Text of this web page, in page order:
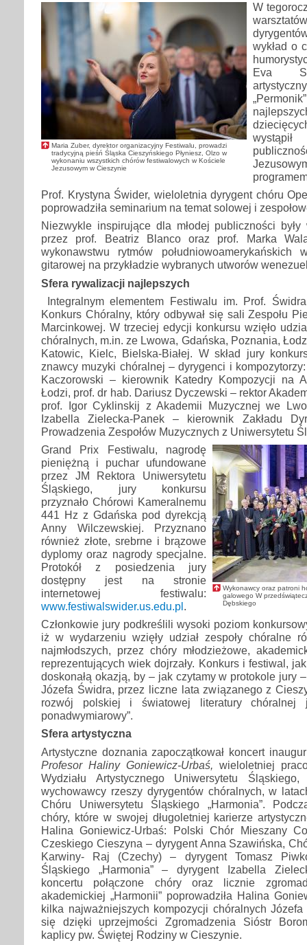
Maria Zuber, dyrektor organizacyjny Festiwalu, prowadzi
tradycyjną pieśń Śląska Cieszyńskiego Płyniesz, Olzo w
wykonaniu wszystkich chórów festiwalowych w Kościele
Jezusowym w Cieszynie
W
wykład o
Eva
Prof. Krystyna Świder, wieloletnia dyrygent chóru
poprowadziła seminarium na temat solowej i
Niezwykle inspirujące dla młodej publiczności były
przez prof. Beatriz Blanco oraz prof. Marka
wykonawstwu rytmów
gitarowej na przykładzie wybranych utworów
Sfera rywalizacji najlepszych
Integralnym elementem Festiwalu im. Prof.
Konkurs Chóralny, który odbywał się sali Zespołu
Marcinkowej. W trzeciej edycji konkursu wzięło
chóralnych, m.in. ze Lwowa, Gdańska, Poznania,
Katowic, Kielc, Bielska-Białej. W skład jury
znawcy muzyki chóralnej – dyrygenci i
Kaczorowski – kierownik Katedry Kompozycji na
Łodzi, prof. dr hab. Dariusz Dyczewski – rektor
prof. Igor Cyklinskij z Akademii Muzycznej we
Izabella Zielecka-Panek – kierownik Zakładu
Prowadzenia Zespołów Muzycznych z Uniwersytetu
Wykonawcy oraz patroni
galowego W
Dębskiego
Grand Prix Festiwalu, nagrodę
pieniężną i puchar ufundowane
przez JM Rektora Uniwersytetu
Śląskiego, jury konkursu
przyznało Chórowi Kameralnemu
441 Hz z Gdańska pod dyrekcją
Anny Wilczewskiej. Przyznano
również złote, srebrne i brązowe
dyplomy oraz nagrody specjalne.
Protokół z posiedzenia jury
dostępny jest na stronie
internetowej festiwalu:
www.festiwalswider.us.edu.pl.
Członkowie jury podkreślili wysoki poziom
iż w wydarzeniu wzięły udział zespoły chóralne
najmłodszych, przez chóry młodzieżowe,
reprezentujących wiek dojrzały. Konkurs i festiwal,
doskonałą okazją, by – jak czytamy w protokole jury
Józefa Świdra, przez liczne lata związanego z
rozwój polskiej i światowej literatury chóralnej
ponadwymiarowy”.
Sfera artystyczna
Artystyczne doznania zapoczątkował koncert
Profesor Haliny Goniewicz-Urbaś,
wieloletniej
Wydziału Artystycznego Uniwersytetu
wychowawcy rzeszy dyrygentów chóralnych, w
Chóru Uniwersytetu Śląskiego „Harmonia”.
chóry, które w swojej długoletniej karierze
Halina Goniewicz-Urbaś: Polski Chór Mieszany
Czeskiego Cieszyna – dyrygent Anna Szawińska,
Karwiny- Raj (Czechy) – dyrygent Tomasz
Śląskiego „Harmonia” – dyrygent Izabella
koncertu połączone chóry oraz licznie
akademickiej „Harmonii” poprowadziła Halina
kilka najważniejszych kompozycji chóralnych Józefa
się dzięki uprzejmości Zgromadzenia Sióstr
kaplicy pw. Świętej Rodziny w Cieszynie.